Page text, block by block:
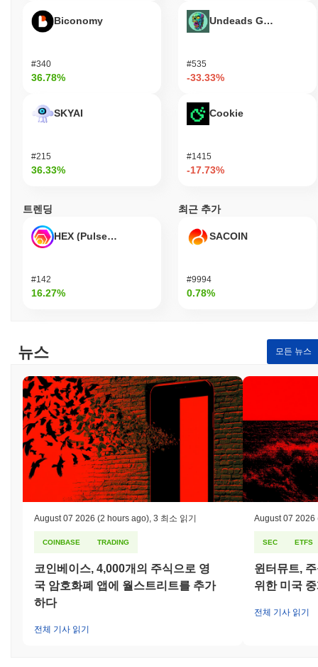
Biconomy
#340
36.78%
SKYAI
#215
36.33%
Undeads Games
#535
-33.33%
Cookie
#1415
-17.73%
트렌딩
HEX (Pulsechain)
#142
16.27%
최근 추가
SACOIN
#9994
0.78%
뉴스 모든 뉴스
August 07 2026 (2 hours ago) 3 최소 읽기
COINBASE TRADING
코인베이스, 4,000개의 주식으로 영
국 암호화폐 앱에 월스트리트를 추가
하다
전체 기사 읽기
August 07 2026
SEC ETFS
윈터뮤트,
위한 미국
전체 기사 읽기